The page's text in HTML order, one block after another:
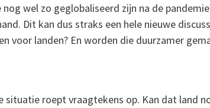
wel zo geglobaliseerd zijn na de
Dit kan dus straks een hele nieuwe
voor landen? En worden die duurzamer
situatie roept vraagtekens op. Kan dat land